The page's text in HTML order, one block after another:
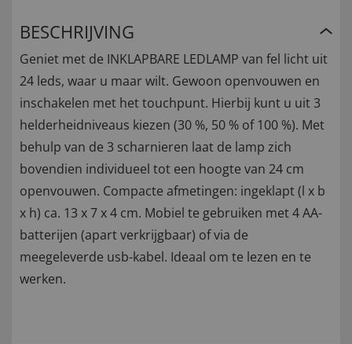
BESCHRIJVING
Geniet met de INKLAPBARE LEDLAMP van fel licht uit
24 leds, waar u maar wilt. Gewoon openvouwen en
inschakelen met het touchpunt. Hierbij kunt u uit 3
helderheidniveaus kiezen (30 %, 50 % of 100 %). Met
behulp van de 3 scharnieren laat de lamp zich
bovendien individueel tot een hoogte van 24 cm
openvouwen. Compacte afmetingen: ingeklapt (l x b
x h) ca. 13 x 7 x 4 cm. Mobiel te gebruiken met 4 AA-
batterijen (apart verkrijgbaar) of via de
meegeleverde usb-kabel. Ideaal om te lezen en te
werken.